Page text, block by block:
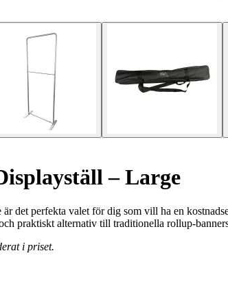
– Large
det perfekta valet för dig som vill ha en
praktiskt alternativ till traditionella rollup-
i priset.